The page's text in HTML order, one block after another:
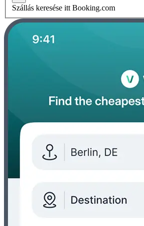
Szállás keresése itt Booking.com